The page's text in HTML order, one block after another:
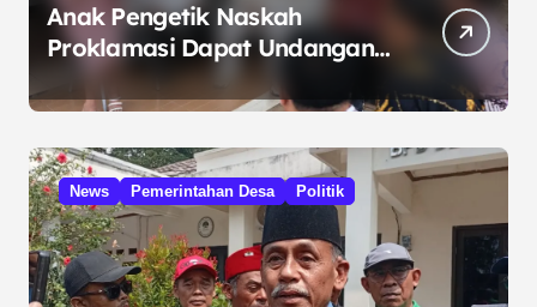
Anak Pengetik Naskah
Proklamasi Dapat Undangan
HUT RI dari Presiden
Prabowo
News Pemerintahan Desa Politik